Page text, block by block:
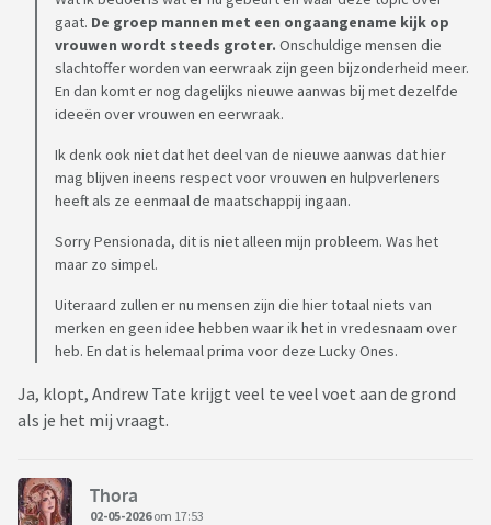
gaat. De groep mannen met een ongaangename kijk op
vrouwen wordt steeds groter. Onschuldige mensen die
slachtoffer worden van eerwraak zijn geen bijzonderheid meer.
En dan komt er nog dagelijks nieuwe aanwas bij met dezelfde
ideeën over vrouwen en eerwraak.
Ik denk ook niet dat het deel van de nieuwe aanwas dat hier
mag blijven ineens respect voor vrouwen en hulpverleners
heeft als ze eenmaal de maatschappij ingaan.
Sorry Pensionada, dit is niet alleen mijn probleem. Was het
maar zo simpel.
Uiteraard zullen er nu mensen zijn die hier totaal niets van
merken en geen idee hebben waar ik het in vredesnaam over
heb. En dat is helemaal prima voor deze Lucky Ones.
Ja, klopt, Andrew Tate krijgt veel te veel voet aan de grond
als je het mij vraagt.
Thora
02-05-2026om 17:53